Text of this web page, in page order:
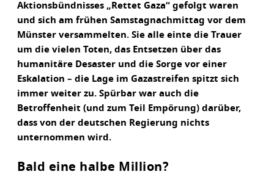
Aktionsbündnisses „Rettet Gaza“ gefolgt waren
und sich am frühen Samstagnachmittag vor dem
Münster versammelten. Sie alle einte die Trauer
um die vielen Toten, das Entsetzen über das
humanitäre Desaster und die Sorge vor einer
Eskalation – die Lage im Gazastreifen spitzt sich
immer weiter zu. Spürbar war auch die
Betroffenheit (und zum Teil Empörung) darüber,
dass von der deutschen Regierung nichts
unternommen wird.
Bald eine halbe Million?